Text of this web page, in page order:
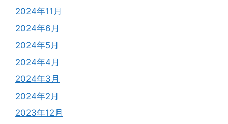
2024年11月
2024年6月
2024年5月
2024年4月
2024年3月
2024年2月
2023年12月